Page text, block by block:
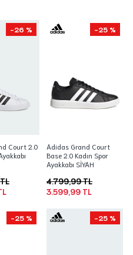
-26 %
Court 2.0
-25 %
Adidas Grand Court
Base 2.0 Kadın Spor
Ayakkabı SİYAH
3.599,99 TL
4.799,99 TL
-25 % -25 %